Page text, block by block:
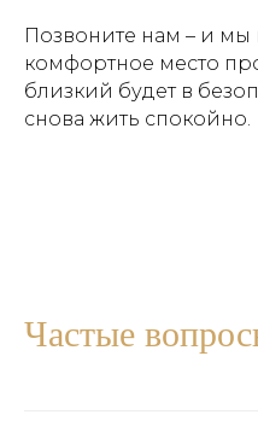
Позвоните нам – и
комфортное место
близкий будет в
снова жить спокойно.
Частые